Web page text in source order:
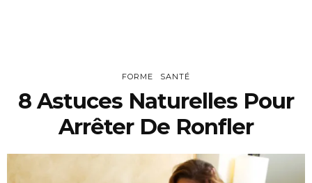
FORME SANTÉ
8 Astuces Naturelles Pour
Arrêter De Ronfler